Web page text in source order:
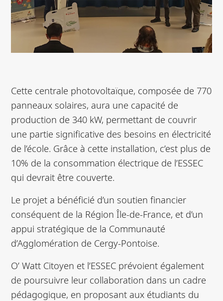
Cette centrale photovoltaïque, composée de 770
panneaux solaires, aura une capacité de
production de 340 kW, permettant de couvrir
une partie significative des besoins en électricité
de l’école. Grâce à cette installation, c’est plus de
10% de la consommation électrique de l’ESSEC
qui devrait être couverte.
Le projet a bénéficié d’un soutien financier
conséquent de la Région Île-de-France, et d’un
appui stratégique de la Communauté
d’Agglomération de Cergy-Pontoise.
O’ Watt Citoyen et l’ESSEC prévoient également
de poursuivre leur collaboration dans un cadre
pédagogique, en proposant aux étudiants du